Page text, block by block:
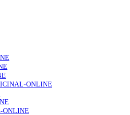
“Da urgência ao tribunal, cada
profissional faz a diferença”
Podcast “Frequência Cardio – Sintoniza-
Cardíaca” da Bayer
ONLINE
ONLINE